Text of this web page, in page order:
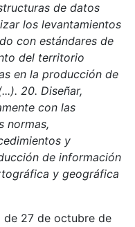
de datos
los levantamientos
con estándares de
del territorio
en la producción de
20. Diseñar,
con las
normas,
y
de información
y geográfica
de 27 de octubre de